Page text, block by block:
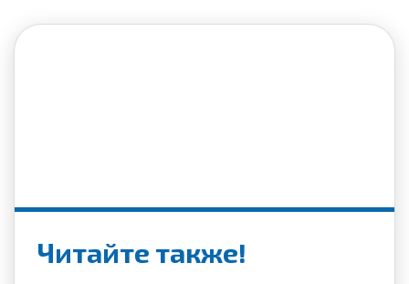
Читайте также!